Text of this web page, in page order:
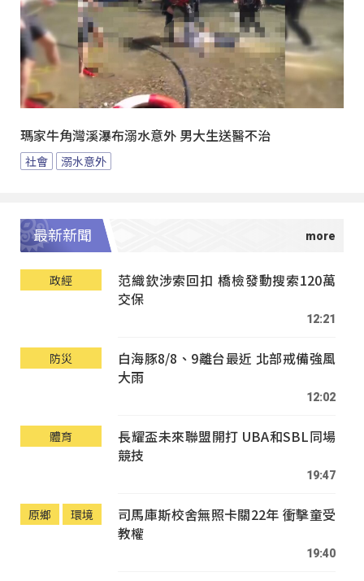
瑪家牛角灣溪瀑布溺水意外 男大生送醫不治
社會 溺水意外
最新新聞
政經
范織欽涉索回扣 橋檢發動搜索120萬
交保
12:21
防災
白海豚8/8、9離台最近 北部戒備強風
大雨
12:02
體育
長耀盃未來聯盟開打 UBA和SBL同場
競技
19:47
原鄉 環境
司馬庫斯校舍無照卡關22年 衝擊童受
教權
19:40